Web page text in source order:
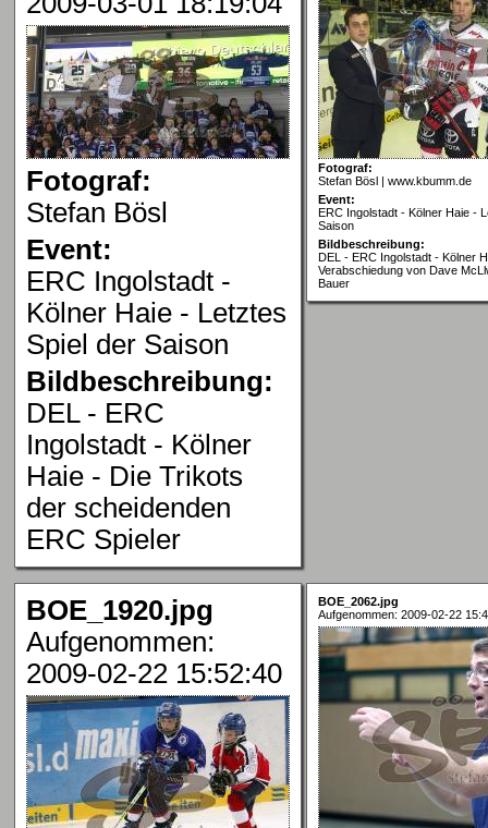
Fotograf:
Stefan Bösl
Event:
ERC Ingolstadt -
Kölner Haie - Letztes
Spiel der Saison
Bildbeschreibung:
DEL - ERC
Ingolstadt - Kölner
Haie - Die Trikots
der scheidenden
ERC Spieler
Fotograf:
Stefan Bösl | www.kbumm.de
Event:
ERC Ingolstadt - Kölner Haie -
Saison
Bildbeschreibung:
DEL - ERC Ingolstadt - Kölner
Verabschiedung von Dave
Bauer
BOE_1920.jpg
Aufgenommen:
2009-02-22 15:52:40
BOE_2062.jpg
Aufgenommen: 2009-02-22